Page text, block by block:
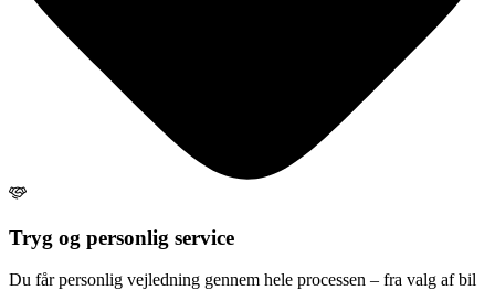
Tryg og personlig service
Du får personlig vejledning gennem hele processen – fra valg af bil